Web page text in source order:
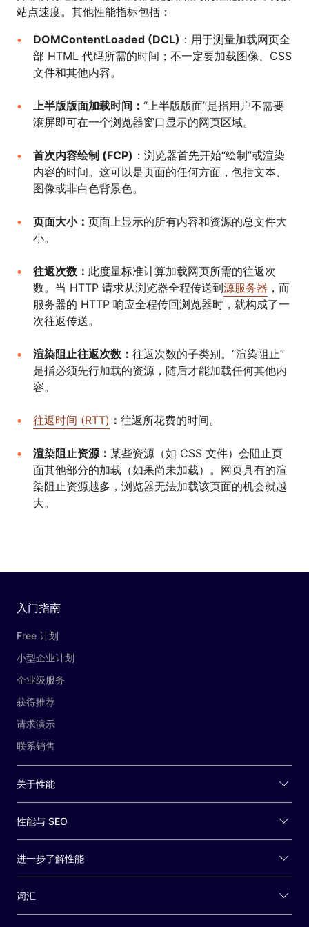
站点速度。其他性能指标包括：
DOMContentLoaded (DCL) ：用于测量加载网页全
部 HTML 代码所需的时间；不一定要加载图像、CSS
文件和其他内容。
上半版版面加载时间： “上半版版面”是指用户不需要
滚屏即可在一个浏览器窗口显示的网页区域。
首次内容绘制 (FCP) ：浏览器首先开始“绘制”或渲染
内容的时间。这可以是页面的任何方面，包括文本、
图像或非白色背景色。
页面大小： 页面上显示的所有内容和资源的总文件大
小。
往返次数： 此度量标准计算加载网页所需的往返次
数。当 HTTP 请求从浏览器全程传送到源服务器 ，而
服务器的 HTTP 响应全程传回浏览器时，就构成了一
次往返传送。
渲染阻止往返次数： 往返次数的子类别。“渲染阻止”
是指必须先行加载的资源，随后才能加载任何其他内
容。
往返时间 (RTT) ： 往返所花费的时间。
渲染阻止资源： 某些资源（如 CSS 文件）会阻止页
面其他部分的加载（如果尚未加载）。网页具有的渲
染阻止资源越多，浏览器无法加载该页面的机会就越
大。
入门指南
Free 计划
小型企业计划
企业级服务
获得推荐
请求演示
联系销售
关于性能
性能与 SEO
进一步了解性能
词汇